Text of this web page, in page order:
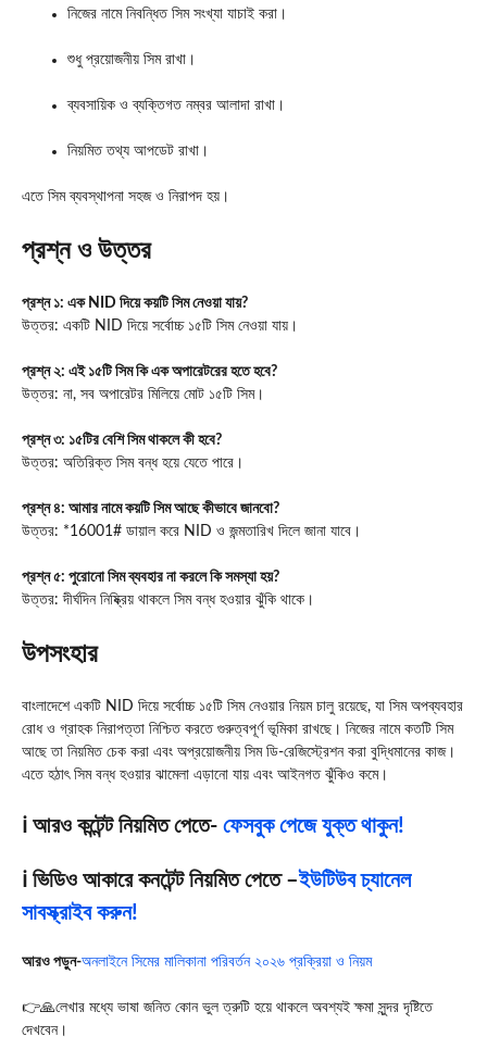
নিজের নামে নিবন্ধিত সিম সংখ্যা যাচাই করা।
শুধু প্রয়োজনীয় সিম রাখা।
ব্যবসায়িক ও ব্যক্তিগত নম্বর আলাদা রাখা।
নিয়মিত তথ্য আপডেট রাখা।
এতে সিম ব্যবস্থাপনা সহজ ও নিরাপদ হয়।
প্রশ্ন ও উত্তর
প্রশ্ন ১: এক NID দিয়ে কয়টি সিম নেওয়া যায়?
উত্তর: একটি NID দিয়ে সর্বোচ্চ ১৫টি সিম নেওয়া যায়।
প্রশ্ন ২: এই ১৫টি সিম কি এক অপারেটরের হতে হবে?
উত্তর: না, সব অপারেটর মিলিয়ে মোট ১৫টি সিম।
প্রশ্ন ৩: ১৫টির বেশি সিম থাকলে কী হবে?
উত্তর: অতিরিক্ত সিম বন্ধ হয়ে যেতে পারে।
প্রশ্ন ৪: আমার নামে কয়টি সিম আছে কীভাবে জানবো?
উত্তর: *16001# ডায়াল করে NID ও জন্মতারিখ দিলে জানা যাবে।
প্রশ্ন ৫: পুরোনো সিম ব্যবহার না করলে কি সমস্যা হয়?
উত্তর: দীর্ঘদিন নিষ্ক্রিয় থাকলে সিম বন্ধ হওয়ার ঝুঁকি থাকে।
উপসংহার
বাংলাদেশে একটি NID দিয়ে সর্বোচ্চ ১৫টি সিম নেওয়ার নিয়ম চালু রয়েছে, যা সিম অপব্যবহার
রোধ ও গ্রাহক নিরাপত্তা নিশ্চিত করতে গুরুত্বপূর্ণ ভূমিকা রাখছে। নিজের নামে কতটি সিম
আছে তা নিয়মিত চেক করা এবং অপ্রয়োজনীয় সিম ডি-রেজিস্ট্রেশন করা বুদ্ধিমানের কাজ।
এতে হঠাৎ সিম বন্ধ হওয়ার ঝামেলা এড়ানো যায় এবং আইনগত ঝুঁকিও কমে।
ℹ️ আরও কন্টেন্ট নিয়মিত পেতে- ফেসবুক পেজে যুক্ত থাকুন!
ℹ️ ভিডিও আকারে কনটেন্ট নিয়মিত পেতে –ইউটিউব চ্যানেল
সাবস্ক্রাইব করুন!
আরও পড়ুন-অনলাইনে সিমের মালিকানা পরিবর্তন ২০২৬ প্রক্রিয়া ও নিয়ম
👉🙏লেখার মধ্যে ভাষা জনিত কোন ভুল ত্রুটি হয়ে থাকলে অবশ্যই ক্ষমা সুন্দর দৃষ্টিতে
দেখবেন।